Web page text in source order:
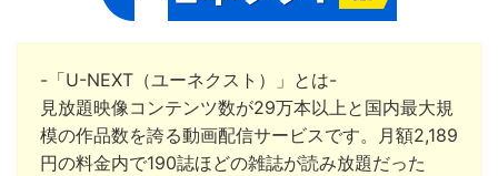
-「U-NEXT（ユーネクスト）」とは-
見放題映像コンテンツ数が29万本以上と国内最大規
模の作品数を誇る動画配信サービスです。月額2,189
円の料金内で190誌ほどの雑誌が読み放題だった